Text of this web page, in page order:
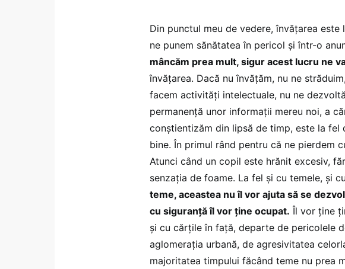
Din punctul meu de vedere, învăţarea este
ne punem sănătatea în pericol şi într-o
mâncăm prea mult, sigur acest lucru ne
învăţarea. Dacă nu învăţăm, nu ne
facem activităţi intelectuale, nu ne
permanenţă unor informaţii mereu noi, a
conştientizăm din lipsă de timp, este la fel
bine. În primul rând pentru că ne pierdem
Atunci când un copil este hrănit excesiv,
senzaţia de foame. La fel şi cu temele, şi
teme, aceastea nu îl vor ajuta să se
cu siguranţă îl vor ţine ocupat. Îl vor ţine
şi cu cărţile în faţă, departe de pericolele
aglomeraţia urbană, de agresivitatea
majoritatea timpului făcând teme nu prea